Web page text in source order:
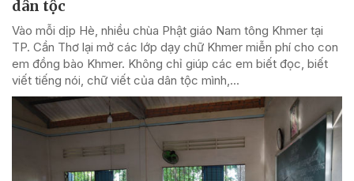
dân tộc
Vào mỗi dịp Hè, nhiều chùa Phật giáo Nam tông Khmer tại
TP. Cần Thơ lại mở các lớp dạy chữ Khmer miễn phí cho con
em đồng bào Khmer. Không chỉ giúp các em biết đọc, biết
viết tiếng nói, chữ viết của dân tộc mình,...